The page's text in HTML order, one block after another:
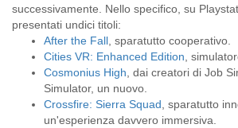
successivamente. Nello specifico, su
presentati undici titoli:
After the Fall , sparatutto cooperativo.
Cities VR: Enhanced Edition ,
Cosmonius High , dai creatori di Job
Simulator, un nuovo.
Crossfire: Sierra Squad , sparatutto
un'esperienza davvero immersiva.